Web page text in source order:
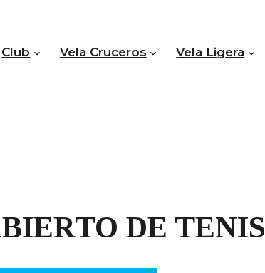
Club Vela Cruceros Vela Ligera
DE TENIS